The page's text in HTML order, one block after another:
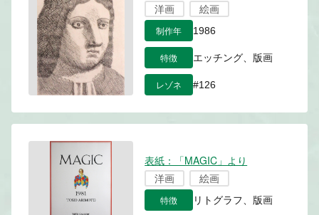
洋画 絵画
制作年 1986
特徴 エッチング、版画
レゾネ #126
表紙：「MAGIC」より
洋画
絵画
特徴 リトグラフ、版画